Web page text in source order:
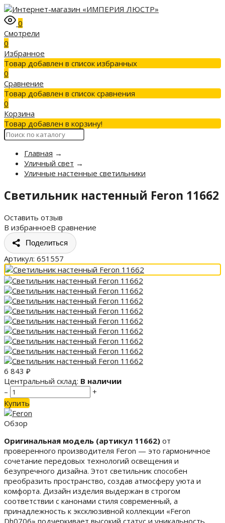
0
Смотрели
0
Избранное
Товар добавлен в список избранных
0
Сравнение
Товар добавлен в список сравнения
0
Корзина
Товар добавлен в корзину!
Главная →
Уличный свет →
Уличные настенные светильники
Светильник настенный Feron 11662
Оставить отзыв
В избранноеВ сравнение
Поделиться
Артикул: 651557
6 843 ₽
Центральный склад: В наличии
–
+
Купить
Обзор
Оригинальная модель (артикул 11662) от
проверенного производителя Feron — это гармоничное
сочетание передовых технологий освещения и
безупречного дизайна. Этот светильник способен
преобразить пространство, создав атмосферу уюта и
комфорта. Дизайн изделия выдержан в строгом
соответствии с канонами стиля современный, а
принадлежность к эксклюзивной коллекции «Feron